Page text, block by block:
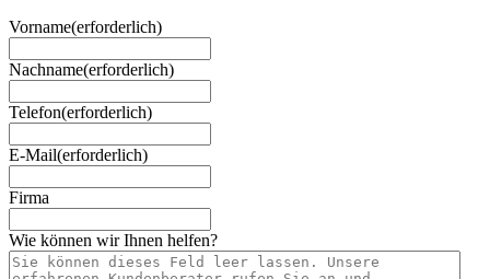
Vorname(erforderlich)
Nachname(erforderlich)
Telefon(erforderlich)
E-Mail(erforderlich)
Firma
Wie können wir Ihnen helfen?